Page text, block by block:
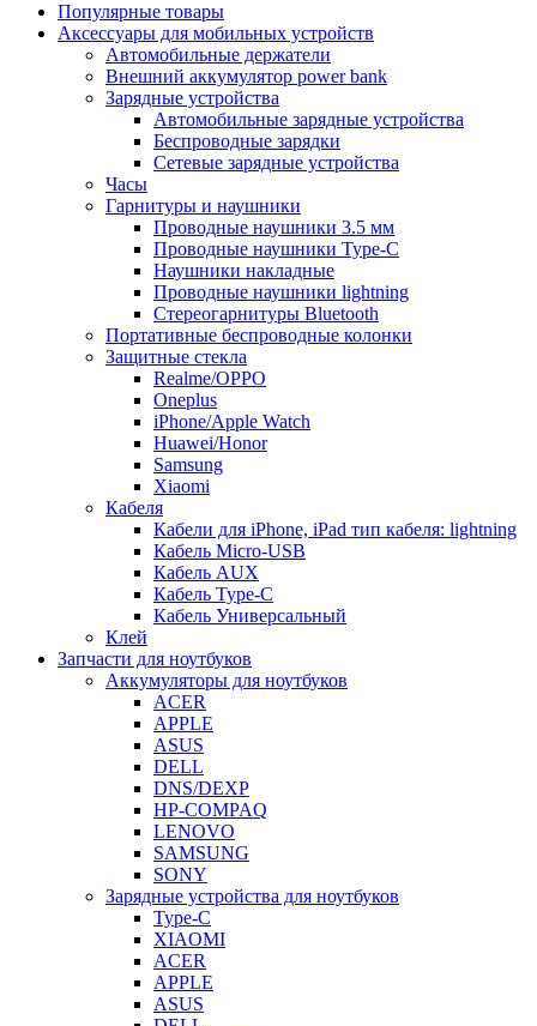
Популярные товары
Аксессуары для мобильных устройств
Автомобильные держатели
Внешний аккумулятор power bank
Зарядные устройства
Автомобильные зарядные устройства
Беспроводные зарядки
Сетевые зарядные устройства
Часы
Гарнитуры и наушники
Проводные наушники 3.5 мм
Проводные наушники Type-C
Наушники накладные
Проводные наушники lightning
Стереогарнитуры Bluetooth
Портативные беспроводные колонки
Защитные стекла
Realme/OPPO
Oneplus
iPhone/Apple Watch
Huawei/Honor
Samsung
Xiaomi
Кабеля
Кабели для iPhone, iPad тип кабеля: lightning
Кабель Micro-USB
Кабель AUX
Кабель Type-C
Кабель Универсальный
Клей
Запчасти для ноутбуков
Аккумуляторы для ноутбуков
ACER
APPLE
ASUS
DELL
DNS/DEXP
HP-COMPAQ
LENOVO
SAMSUNG
SONY
Зарядные устройства для ноутбуков
Type-C
XIAOMI
ACER
APPLE
ASUS